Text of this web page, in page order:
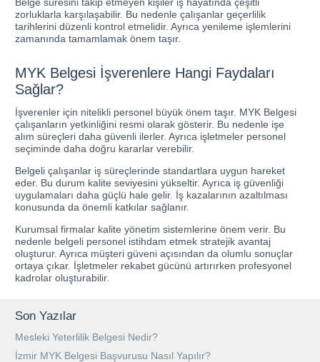
zorluklarla karşılaşabilir. Bu nedenle çalışanlar geçerlilik
tarihlerini düzenli kontrol etmelidir. Ayrıca yenileme işlemlerini
zamanında tamamlamak önem taşır.
MYK Belgesi İşverenlere Hangi Faydaları
Sağlar?
İşverenler için nitelikli personel büyük önem taşır. MYK Belgesi
çalışanların yetkinliğini resmi olarak gösterir. Bu nedenle işe
alım süreçleri daha güvenli ilerler. Ayrıca işletmeler personel
seçiminde daha doğru kararlar verebilir.
Belgeli çalışanlar iş süreçlerinde standartlara uygun hareket
eder. Bu durum kalite seviyesini yükseltir. Ayrıca iş güvenliği
uygulamaları daha güçlü hale gelir. İş kazalarının azaltılması
konusunda da önemli katkılar sağlanır.
Kurumsal firmalar kalite yönetim sistemlerine önem verir. Bu
nedenle belgeli personel istihdam etmek stratejik avantaj
oluşturur. Ayrıca müşteri güveni açısından da olumlu sonuçlar
ortaya çıkar. İşletmeler rekabet gücünü artırırken profesyonel
kadrolar oluşturabilir.
Son Yazılar
Mesleki Yeterlilik Belgesi Nedir?
İzmir MYK Belgesi Başvurusu Nasıl Yapılır?